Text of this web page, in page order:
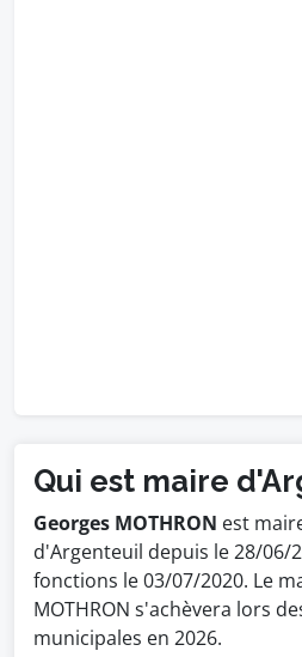
Qui est maire
Georges MOTHRON est
d'Argenteuil depuis le 28/06/
fonctions le 03/07/2020. Le
MOTHRON s'achèvera lors
municipales en 2026.